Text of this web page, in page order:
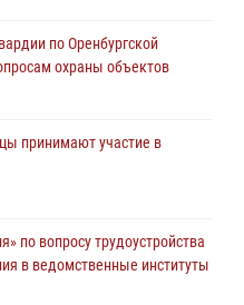
учебному году
по Оренбургской
охраны объектов
принимают участие в
по вопросу трудоустройства
в ведомственные институты